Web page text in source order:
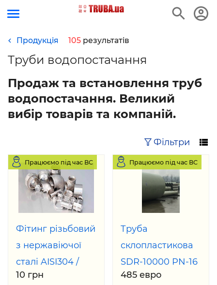
Продукція 105 результатів
Труби водопостачання
Продаж та встановлення труб
водопостачання. Великий
вибір товарів та компаній.
Фільтри
Працюємо під час ВС
Фітинг різьбовий
з нержавіючої
сталі AISI304 /
AISI316
10 грн
Працюємо під час ВС
Труба
склопластикова
SDR-10000 PN-16
DN-900 з муфтою
485 евро